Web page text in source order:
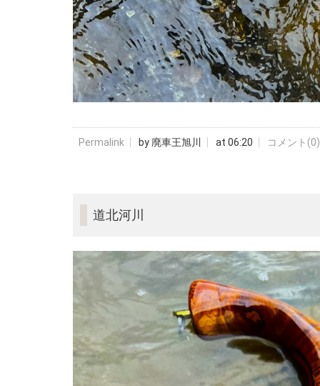
Permalink by 廃車王旭川 at 06:20 コメント(0)
道北河川